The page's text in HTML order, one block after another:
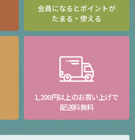
会員になるとポイントが
たまる・使える
1,200円以上のお買い上げで
配送料無料